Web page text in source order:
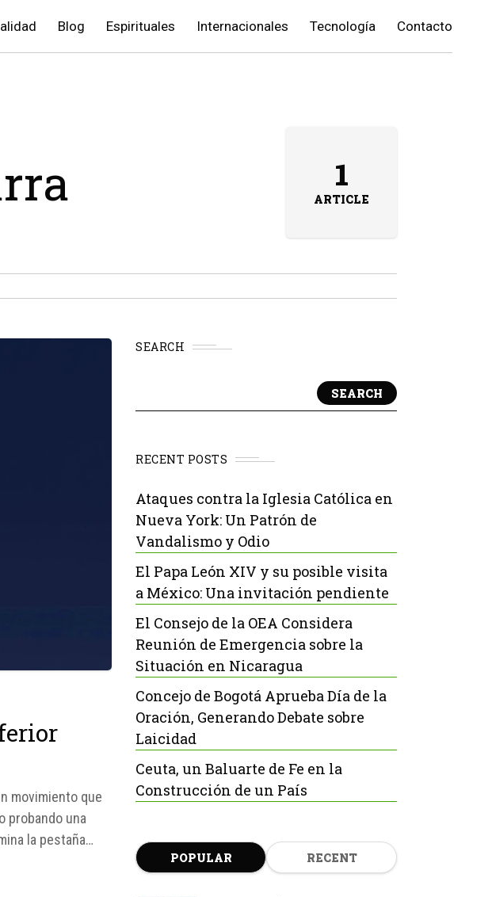
Blog Espirituales Internacionales Tecnología Contacto
1
ARTICLE
movimiento que
probando una
la pestaña
SEARCH
SEARCH
RECENT POSTS
Ataques contra la Iglesia Católica en
Nueva York: Un Patrón de
Vandalismo y Odio
El Papa León XIV y su posible visita
a México: Una invitación pendiente
El Consejo de la OEA Considera
Reunión de Emergencia sobre la
Situación en Nicaragua
Concejo de Bogotá Aprueba Día de la
Oración, Generando Debate sobre
Laicidad
Ceuta, un Baluarte de Fe en la
Construcción de un País
POPULAR RECENT